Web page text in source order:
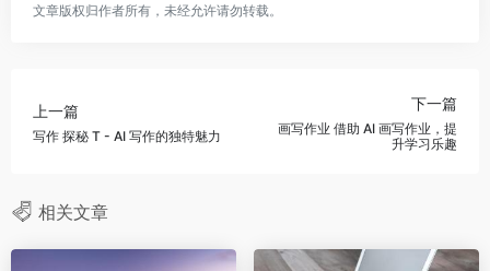
文章版权归作者所有，未经允许请勿转载。
上一篇
写作 探秘 T - AI 写作的独特魅力
下一篇
画写作业 借助 AI 画写作业，提
升学习乐趣
相关文章